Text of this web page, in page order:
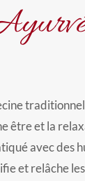
être et la
avec des
et relâche